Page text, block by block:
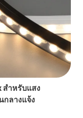
สำหรับแสง
กลางแจ้ง